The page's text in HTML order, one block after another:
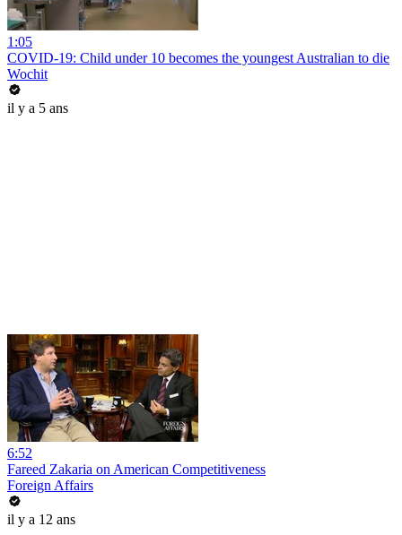
1:05
COVID-19: Child under 10 becomes the youngest Australian to die
Wochit
il y a 5 ans
6:52
Fareed Zakaria on American Competitiveness
Foreign Affairs
il y a 12 ans